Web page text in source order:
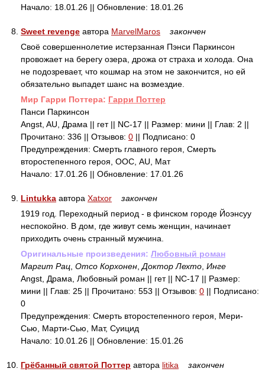
Начало: 18.01.26 || Обновление: 18.01.26
8. Sweet revenge автора MarvelMaros
закончен
Своё совершеннолетие истерзанная Пэнси Паркинсон
провожает на берегу озера, дрожа от страха и холода. Она
не подозревает, что кошмар на этом не закончится, но ей
обязательно выпадет шанс на возмездие.
Mир Гарри Поттера: Гарри Поттер
Панси Паркинсон
Angst, AU, Драма || гет || NC-17 || Размер: мини || Глав: 2 ||
Прочитано: 336 || Отзывов: 0 || Подписано: 0
Предупреждения: Смерть главного героя, Смерть
второстепенного героя, ООС, AU, Мат
Начало: 17.01.26 || Обновление: 17.01.26
9. Lintukka автора Xatxor
закончен
1919 год. Переходный период - в финском городе Йоэнсуу
неспокойно. В дом, где живут семь женщин, начинает
приходить очень странный мужчина.
Оригинальные произведения: Любовный роман
Маргит Рац Отсо Корхонен Доктор Лехто Инге
Angst, Драма, Любовный роман || гет || NC-17 || Размер:
мини || Глав: 25 || Прочитано: 553 || Отзывов: 0 || Подписано:
0
Предупреждения: Смерть второстепенного героя, Мери-
Сью, Марти-Сью, Мат, Суицид
Начало: 10.01.26 || Обновление: 15.01.26
10. Грёбанный святой Поттер автора litika
закончен